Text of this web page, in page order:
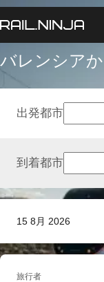
バレンシア
15 8月 2026
出発都市
到着都市
旅行者